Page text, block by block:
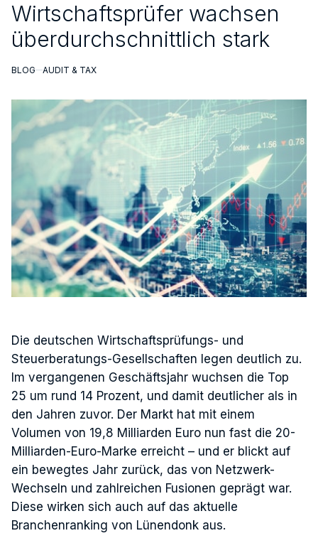
Wirtschaftsprüfer wachsen
überdurchschnittlich stark
BLOG AUDIT & TAX
Die deutschen Wirtschaftsprüfungs- und
Steuerberatungs-Gesellschaften legen deutlich zu.
Im vergangenen Geschäftsjahr wuchsen die Top
25 um rund 14 Prozent, und damit deutlicher als in
den Jahren zuvor. Der Markt hat mit einem
Volumen von 19,8 Milliarden Euro nun fast die 20-
Milliarden-Euro-Marke erreicht – und er blickt auf
ein bewegtes Jahr zurück, das von Netzwerk-
Wechseln und zahlreichen Fusionen geprägt war.
Diese wirken sich auch auf das aktuelle
Branchenranking von Lünendonk aus.